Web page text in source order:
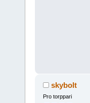
skybolt
Pro torppari